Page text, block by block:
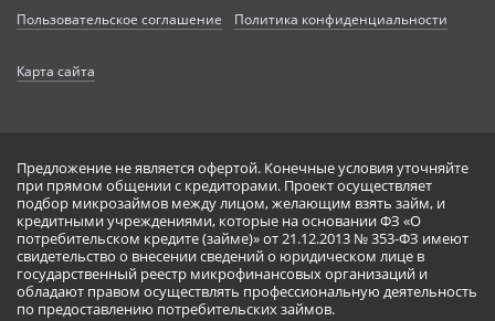
Пользовательское соглашение Политика конфиденциальности
Карта сайта
Предложение не является офертой. Конечные условия уточняйте
при прямом общении с кредиторами. Проект осуществляет
подбор микрозаймов между лицом, желающим взять займ, и
кредитными учреждениями, которые на основании ФЗ «О
потребительском кредите (займе)» от 21.12.2013 № 353-ФЗ имеют
свидетельство о внесении сведений о юридическом лице в
государственный реестр микрофинансовых организаций и
обладают правом осуществлять профессиональную деятельность
по предоставлению потребительских займов.